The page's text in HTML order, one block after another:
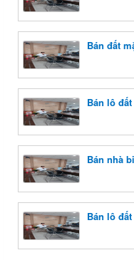
Bán đất
Bán lô
Bán nhà
Bán lô